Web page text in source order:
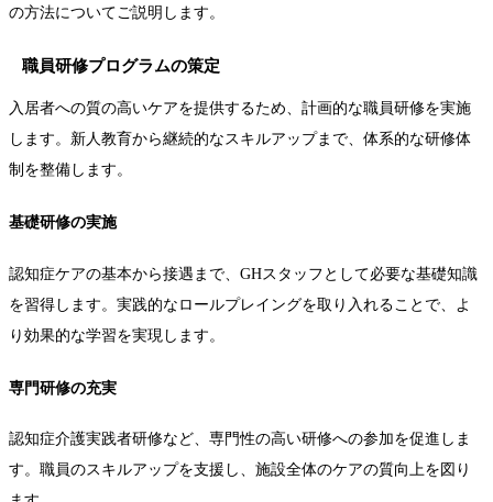
の方法についてご説明します。
職員研修プログラムの策定
入居者への質の高いケアを提供するため、計画的な職員研修を実施
します。新人教育から継続的なスキルアップまで、体系的な研修体
制を整備します。
基礎研修の実施
認知症ケアの基本から接遇まで、GHスタッフとして必要な基礎知識
を習得します。実践的なロールプレイングを取り入れることで、よ
り効果的な学習を実現します。
専門研修の充実
認知症介護実践者研修など、専門性の高い研修への参加を促進しま
す。職員のスキルアップを支援し、施設全体のケアの質向上を図り